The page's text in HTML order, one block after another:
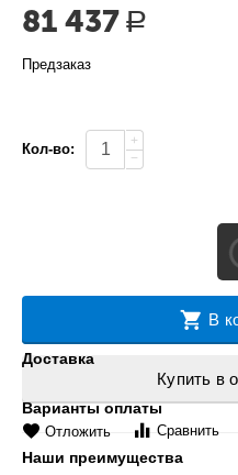
81 437 Р
Предзаказ
Кол-во:
+
−
В
Купить в
Отложить Сравнить
Доставка
Варианты оплаты
Наши преимущества